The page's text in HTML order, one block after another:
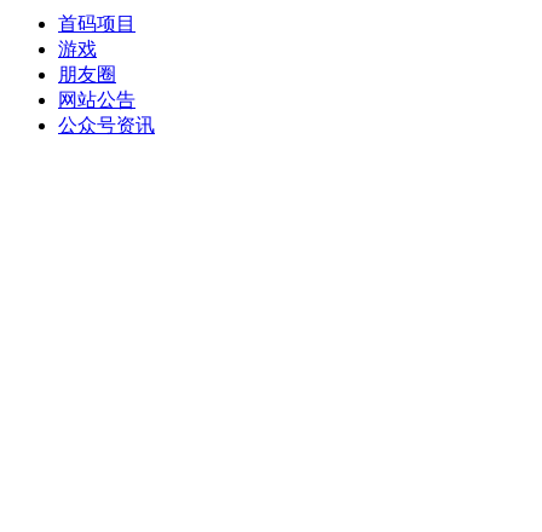
首码项目
游戏
朋友圈
网站公告
公众号资讯